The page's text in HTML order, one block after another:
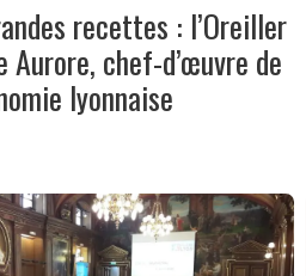
recettes : l’Oreiller
Aurore, chef-d’œuvre de
lyonnaise